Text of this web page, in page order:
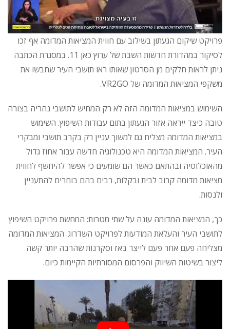
פרויקט שיקום הגעתון בשילוב עם חווית המציאות המדומה אף זכו
לסיקור במהדורת חדשות השבת של ערוץ כאן 11. במסגרת הכתבה
ניתן לראות חלקים מן הסרטון שאותו ראו תושבי העיר שחבשו את
משקפי המציאות המדומה של VR2GO.
השימוש במציאות המדומה הזה לא רק המחיש לתושבי נהריה בצורה
טובה כיצד ייראה אזור הגעתון בתום עבודות השיפוץ. השימוש
במציאות המדומה מצליח גם למשוך עניין רק בקרב תושבי ומבקרי
העיר. המציאות המדומה היא טכנולוגיה חדשה עבור אחוז גדול
מהאוכלוסיה ובהתאם כאשר הם שומעים כי אפשר להיחשף לחווית
מציאות מדומה קרוב לבית ובקלות, רבים בהם בוחרים להתעניין
ולנסות.
כך, המציאות המדומה עונה על שתי מטרות: המחשת פרויקט השיפוץ
לתושבי העיר והעלאת המודעות לפרויקט השדרוג. המציאות המדומה
מצליחה פעם אחר פעם לייצר באז וסקרנות שהרבה יותר קשה
ליצור בשיטות השיווק והפרסום המסורתיות הקיימות כיום.